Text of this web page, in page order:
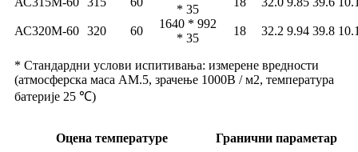
* 35
АС320М-60 320 60
1640 * 992
* 35
18 32.2 9.94 39.8
* Стандардни услови испитивања: измерене вредности
(атмосферска маса АМ.5, зрачење 1000В / м2, температура
батерије 25 ℃)
Оцена температуре Гранични параметар